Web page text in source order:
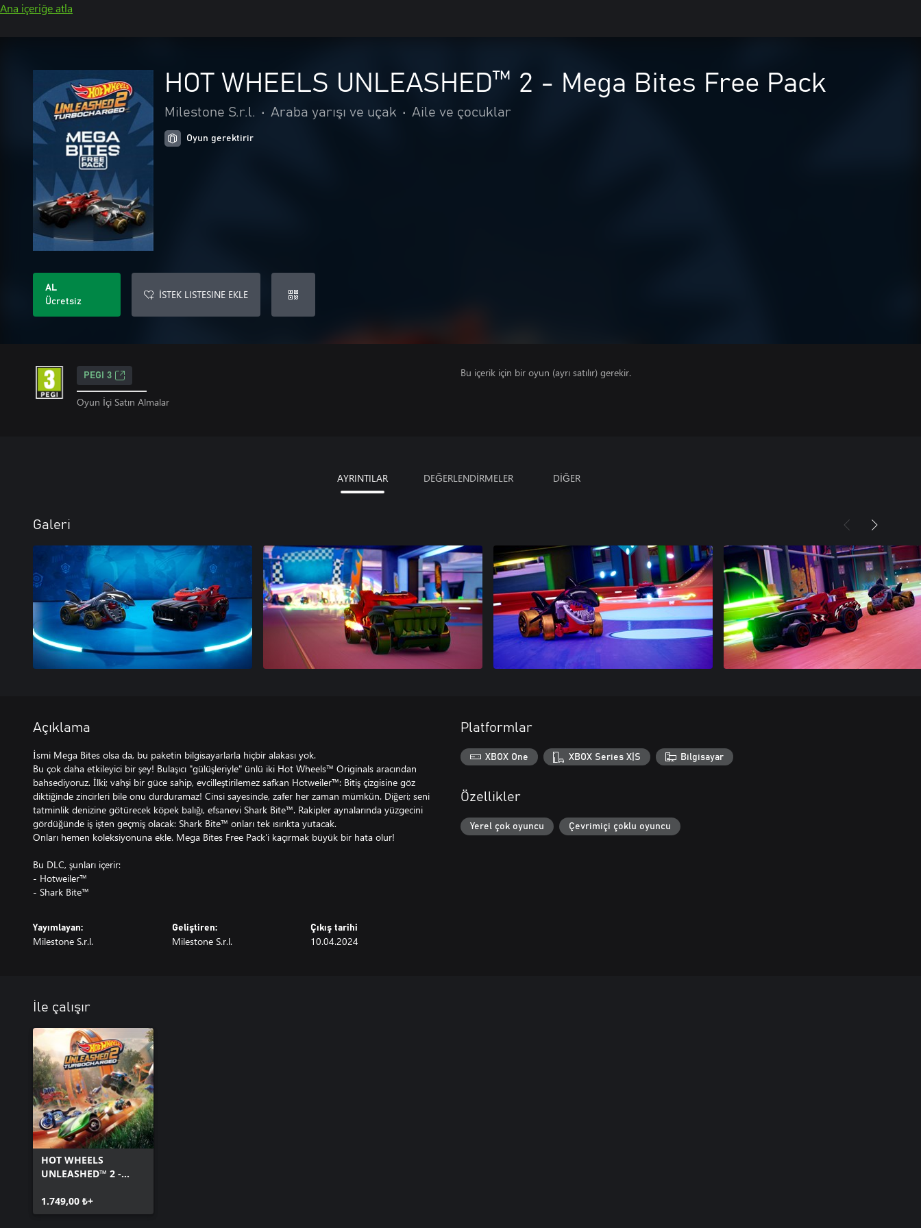
Ana içeriğe atla
HOT WHEELS UNLEASHED™ 2 - Mega Bites Free Pack
Milestone S.r.l. • Araba yarışı ve uçak • Aile ve çocuklar
Oyun gerektirir
AL
Ücretsiz
İSTEK LISTESINE EKLE
PEGI 3
Oyun İçi Satın Almalar
Bu içerik için bir oyun (ayrı satılır) gerekir.
AYRINTILAR DEĞERLENDİRMELER DİĞER
Galeri
Açıklama
İsmi Mega Bites olsa da, bu paketin bilgisayarlarla hiçbir alakası yok.
Bu çok daha etkileyici bir şey! Bulaşıcı "gülüşleriyle" ünlü iki Hot Wheels™ Originals aracından
bahsediyoruz. İlki; vahşi bir güce sahip, evcilleştirilemez safkan Hotweiler™: Bitiş çizgisine göz
diktiğinde zincirleri bile onu durduramaz! Cinsi sayesinde, zafer her zaman mümkün. Diğeri; seni
tatminlik denizine götürecek köpek balığı, efsanevi Shark Bite™. Rakipler aynalarında yüzgecini
gördüğünde iş işten geçmiş olacak: Shark Bite™ onları tek ısırıkta yutacak.
Onları hemen koleksiyonuna ekle. Mega Bites Free Pack'i kaçırmak büyük bir hata olur!
Bu DLC, şunları içerir:
- Hotweiler™
- Shark Bite™
Yayımlayan:
Milestone S.r.l.
Geliştiren:
Milestone S.r.l.
Çıkış tarihi
10.04.2024
Platformlar
XBOX One XBOX Series X|S Bilgisayar
Özellikler
Yerel çok oyuncu Çevrimiçi çoklu oyuncu
İle çalışır
HOT WHEELS
UNLEASHED™ 2 -
1.749,00 ₺+